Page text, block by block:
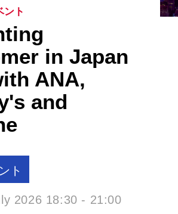
ント
in Japan
ANA,
and
ト
2026 18:30 - 21:00